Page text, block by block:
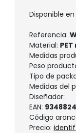
Disponible
Referencia:
Material:
Medidas
Peso
Tipo de
Medidas del
Diseñador:
EAN:
Código
Precio: